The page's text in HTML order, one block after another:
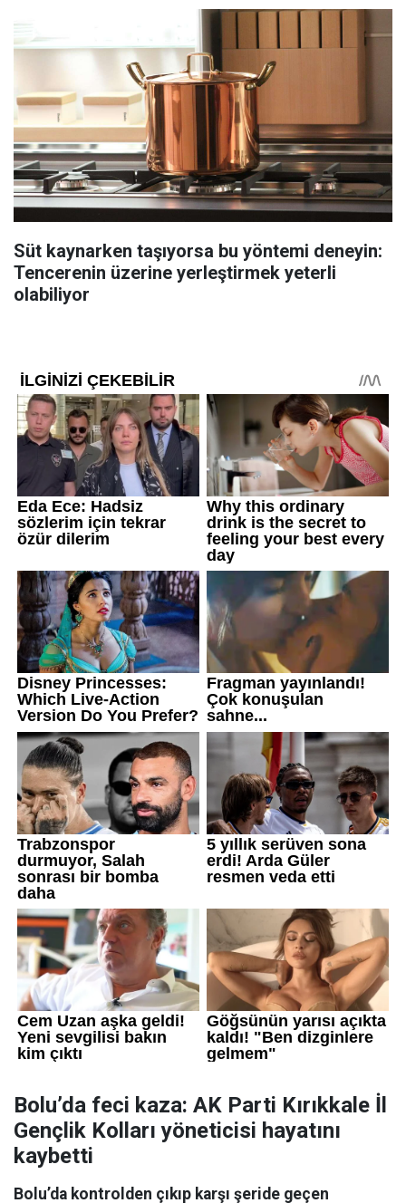
Süt kaynarken taşıyorsa bu yöntemi deneyin:
Tencerenin üzerine yerleştirmek yeterli
olabiliyor
Bolu’da feci kaza: AK Parti Kırıkkale İl
Gençlik Kolları yöneticisi hayatını
kaybetti
Bolu’da kontrolden çıkıp karşı şeride geçen